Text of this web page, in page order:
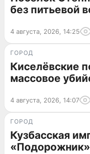
без питьевой
4 августа, 2026, 14:25
ГОРОД
Киселёвские
массовое
4 августа, 2026, 14:07
ГОРОД
Кузбасская